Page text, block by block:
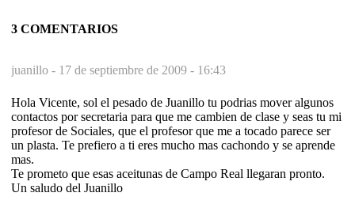
3 COMENTARIOS
juanillo - 17 de septiembre de 2009 - 16:43
Hola Vicente, sol el pesado de Juanillo tu podrias mover algunos
contactos por secretaria para que me cambien de clase y seas tu mi
profesor de Sociales, que el profesor que me a tocado parece ser
un plasta. Te prefiero a ti eres mucho mas cachondo y se aprende
mas.
Te prometo que esas aceitunas de Campo Real llegaran pronto.
Un saludo del Juanillo